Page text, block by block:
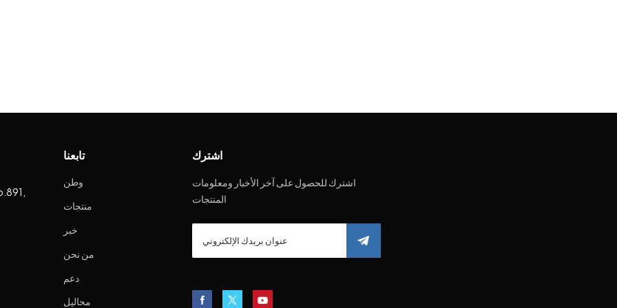
تابعنا
وطن
منتجات
خبر
من نحن
دعم
محاليل
اشترك
اشترك للحصول على آخر الأخبار ومعلومات
المنتجات